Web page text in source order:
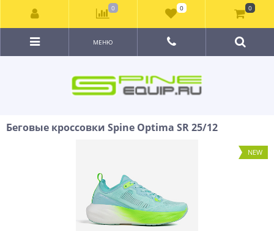
МЕНЮ
Беговые кроссовки Spine Optima SR 25/12
NEW
0 0 0